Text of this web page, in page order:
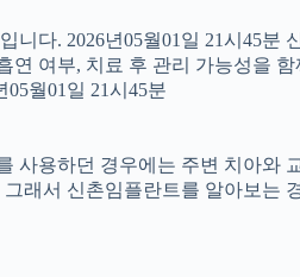
다. 2026년05월01일 21시45
여부, 치료 후 관리 가능성을
월01일 21시45분
용하던 경우에는 주변 치아와
래서 신촌임플란트를 알아보는